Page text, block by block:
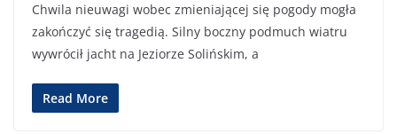
Chwila nieuwagi wobec zmieniającej się pogody mogła
zakończyć się tragedią. Silny boczny podmuch wiatru
wywrócił jacht na Jeziorze Solińskim, a
Read More